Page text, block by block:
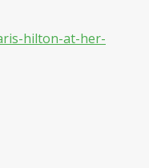
hilton-at-her-